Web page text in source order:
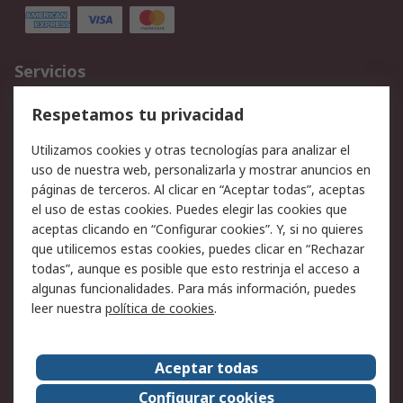
Servicios
Cómo realizar pedidos
Devoluciones
Facturación y pago
Ofertas
Soporte técnico
Legal
Aviso legal
Política de privacidad -
Actualizada
Política sobre cookies
Seguridad de emails
Certificaciones de
Condiciones de venta
Acerca de RS
Respetamos tu privacidad
Utilizamos cookies y otras tecnologías para analizar el
uso de nuestra web, personalizarla y mostrar anuncios en
páginas de terceros. Al clicar en “Aceptar todas”, aceptas
el uso de estas cookies. Puedes elegir las cookies que
aceptas clicando en “Configurar cookies”. Y, si no quieres
que utilicemos estas cookies, puedes clicar en “Rechazar
todas”, aunque es posible que esto restrinja el acceso a
algunas funcionalidades. Para más información, puedes
leer nuestra política de cookies.
Aceptar todas
Configurar cookies